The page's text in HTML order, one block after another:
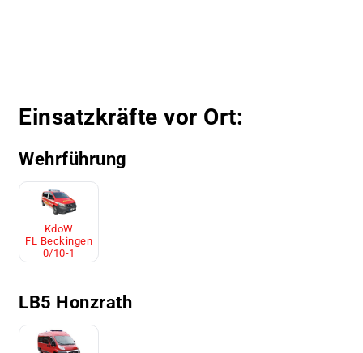
Einsatzkräfte vor Ort:
Wehrführung
KdoW
FL Beckingen
0/10-1
LB5 Honzrath